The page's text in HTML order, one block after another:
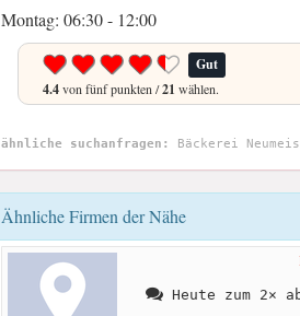
Montag: 06:30 - 12:00
Gut
4.4von fünf punkten /21 wählen.
ähnliche suchanfragen: Bäckerei
Ähnliche Firmen der Nähe
Heute zum 2×